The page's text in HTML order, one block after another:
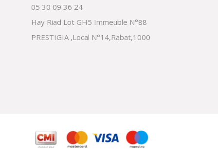
05 30 09 36 24
Hay Riad Lot GH5 Immeuble N°88
PRESTIGIA ,Local N°14,Rabat,1000